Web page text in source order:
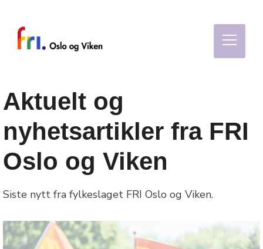
Aktuelt og
nyhetsartikler fra FRI
Oslo og Viken
Siste nytt fra fylkeslaget FRI Oslo og Viken.